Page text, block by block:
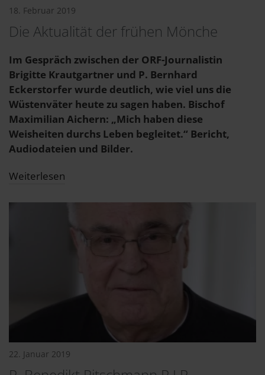
18. Februar 2019
Die Aktualität der frühen Mönche
Im Gespräch zwischen der ORF-Journalistin
Brigitte Krautgartner und P. Bernhard
Eckerstorfer wurde deutlich, wie viel uns die
Wüstenväter heute zu sagen haben. Bischof
Maximilian Aichern: „Mich haben diese
Weisheiten durchs Leben begleitet.“ Bericht,
Audiodateien und Bilder.
Weiterlesen
22. Januar 2019